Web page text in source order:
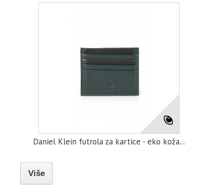
Daniel Klein futrola za kartice - eko koža...
Više